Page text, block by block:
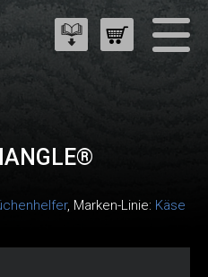
, Marken-Linie: Käse